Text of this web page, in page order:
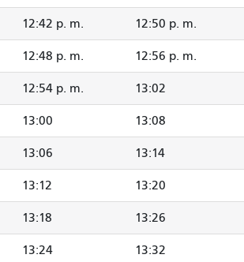
12:42 p. m. 12:50 p. m.
12:48 p. m. 12:56 p. m.
12:54 p. m. 13:02
13:00 13:08
13:06 13:14
13:12 13:20
13:18 13:26
13:24 13:32